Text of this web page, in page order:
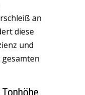
an
diese
und